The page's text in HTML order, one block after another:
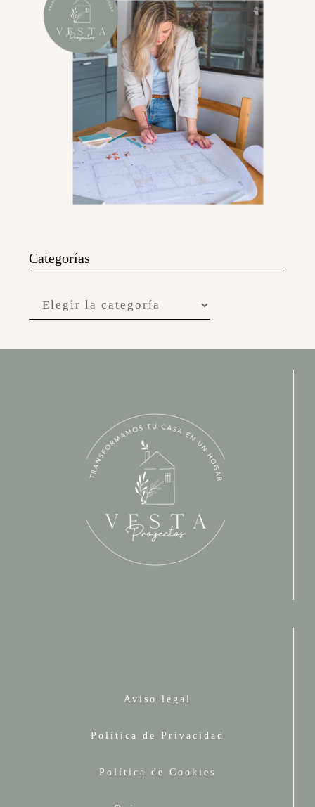
Categorías
Aviso legal
Política de Privacidad
Política de Cookies